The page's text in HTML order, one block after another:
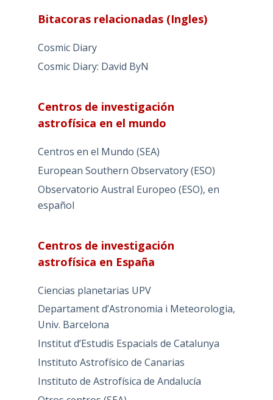
Bitacoras relacionadas (Ingles)
Cosmic Diary
Cosmic Diary: David ByN
Centros de investigación
astrofísica en el mundo
Centros en el Mundo (SEA)
European Southern Observatory (ESO)
Observatorio Austral Europeo (ESO), en
español
Centros de investigación
astrofísica en España
Ciencias planetarias UPV
Departament d’Astronomia i Meteorologia,
Univ. Barcelona
Institut d’Estudis Espacials de Catalunya
Instituto Astrofísico de Canarias
Instituto de Astrofísica de Andalucía